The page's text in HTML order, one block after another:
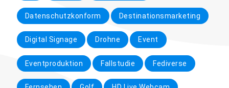
Datenschutzkonform Destinationsmarketing
Digital Signage Drohne Event
Eventproduktion Fallstudie Fediverse